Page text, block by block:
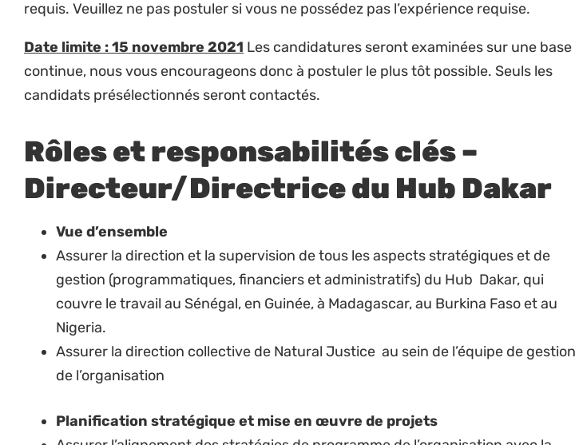
Diriger le développement de réseaux de justice environnementale dans la
Rehausser et maintenir un profil positif de l’organisation
Superviser le développement et l’exécution de la stratégie de communication et
de campagnes du Hub pour partager les apprentissages et promouvoir et
Jouer un rôle clé dans le développement de partenariats au niveau panafricain
et assurer une forte représentation des communautés autochtones et locales
d’Afrique de l’Ouest.
Développer, faire approuver, gérer et contrôler le budget du Hub en
collaboration avec le RAF et le Directeur Executif
Développer et mettre en œuvre la stratégie de collecte de fonds du Hub en vue
d’une stabilité et viabilité à long terme et permettant d’atteindre un succès
Engager les bailleurs existants et potentiels à apporter des ressources
supplémentaires pour faire avancer le travail du Hub et la mission de
l’organisation dans son ensemble.